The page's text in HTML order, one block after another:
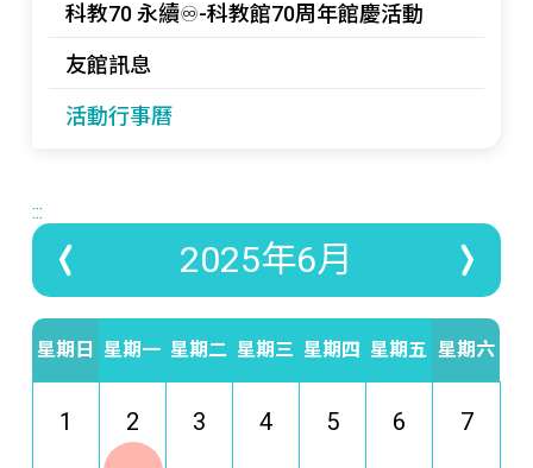
科教70 永續♾️-科教館70周年館慶活動
友館訊息
活動行事曆
:::
2025年6月
星期日 星期一 星期二 星期三 星期四 星期五 星期六
1 2 3 4 5 6 7